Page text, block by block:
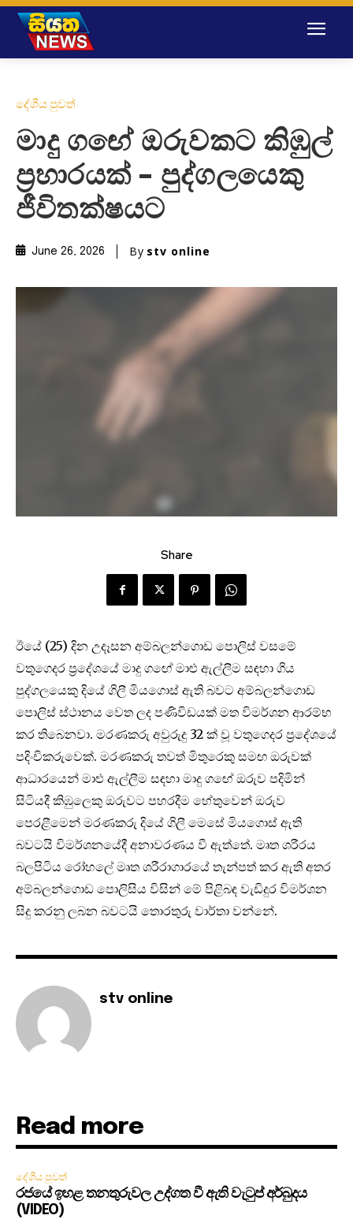
දේශීය පුවත්
මාදු ගඟේ ඔරුවකට කිඹුල්
ප්‍රහාරයක් – පුද්ගලයෙකු
ජීවිතක්ෂයට
June 26, 2026 By stv online
Share
ඊයේ (25) දින උදෑසන අම්බලන්ගොඩ පොලිස් වසමේ
වතුගෙදර ප්‍රදේශයේ මාදු ගඟේ මාළු ඇල්ලීම සඳහා ගිය
පුද්ගලයෙකු දියේ ගිලී මියගොස් ඇති බවට අම්බලන්ගොඩ
පොලිස් ස්ථානය වෙත ලද පණිවිඩයක් මත විමර්ශන ආරම්භ
කර තිබෙනවා. මරණකරු අවුරුදු 32 ක් වූ වතුගෙදර ප්‍රදේශයේ
පදිංචිකරුවෙක්. මරණකරු තවත් මිතුරෙකු සමඟ ඔරුවක්
ආධාරයෙන් මාළු ඇල්ලීම සඳහා මාදු ගඟේ ඔරුව පදිමින්
සිටියදී කිඹුලෙකු ඔරුවට පහරදීම හේතුවෙන් ඔරුව
පෙරළීමෙන් මරණකරු දියේ ගිලී මෙසේ මියගොස් ඇති
බවටයි විමර්ශනයේදී අනාවරණය වී ඇත්තේ. මෘත ශරීරය
බලපිටිය රෝහලේ මෘත ශරීරාගාරයේ තැන්පත් කර ඇති අතර
අම්බලන්ගොඩ පොලිසිය විසින් මේ පිළිබඳ වැඩිදුර විමර්ශන
සිදු කරනු ලබන බවටයි තොරතුරු වාර්තා වන්නේ.
stv online
Read more
දේශීය පුවත්
රජයේ ඉහළ තනතුරුවල උද්ගත වී ඇති වැටුප් අර්බුදය
(VIDEO)